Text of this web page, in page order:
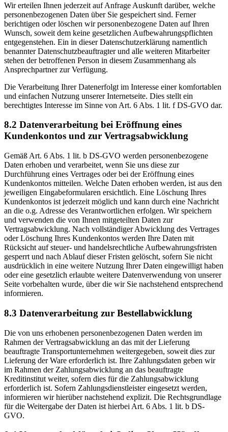
Wir erteilen Ihnen jederzeit auf Anfrage Auskunft darüber, welche
personenbezogenen Daten über Sie gespeichert sind. Ferner
berichtigen oder löschen wir personenbezogene Daten auf Ihren
Wunsch, soweit dem keine gesetzlichen Aufbewahrungspflichten
entgegenstehen. Ein in dieser Datenschutzerklärung namentlich
benannter Datenschutzbeauftragter und alle weiteren Mitarbeiter
stehen der betroffenen Person in diesem Zusammenhang als
Ansprechpartner zur Verfügung.
Die Verarbeitung Ihrer Datenerfolgt im Interesse einer komfortablen
und einfachen Nutzung unserer Internetseite. Dies stellt ein
berechtigtes Interesse im Sinne von Art. 6 Abs. 1 lit. f DS-GVO dar.
8.2 Datenverarbeitung bei Eröffnung eines
Kundenkontos und zur Vertragsabwicklung
Gemäß Art. 6 Abs. 1 lit. b DS-GVO werden personenbezogene
Daten erhoben und verarbeitet, wenn Sie uns diese zur
Durchführung eines Vertrages oder bei der Eröffnung eines
Kundenkontos mitteilen. Welche Daten erhoben werden, ist aus den
jeweiligen Eingabeformularen ersichtlich. Eine Löschung Ihres
Kundenkontos ist jederzeit möglich und kann durch eine Nachricht
an die o.g. Adresse des Verantwortlichen erfolgen. Wir speichern
und verwenden die von Ihnen mitgeteilten Daten zur
Vertragsabwicklung. Nach vollständiger Abwicklung des Vertrages
oder Löschung Ihres Kundenkontos werden Ihre Daten mit
Rücksicht auf steuer- und handelsrechtliche Aufbewahrungsfristen
gesperrt und nach Ablauf dieser Fristen gelöscht, sofern Sie nicht
ausdrücklich in eine weitere Nutzung Ihrer Daten eingewilligt haben
oder eine gesetzlich erlaubte weitere Datenverwendung von unserer
Seite vorbehalten wurde, über die wir Sie nachstehend entsprechend
informieren.
8.3 Datenverarbeitung zur Bestellabwicklung
Die von uns erhobenen personenbezogenen Daten werden im
Rahmen der Vertragsabwicklung an das mit der Lieferung
beauftragte Transportunternehmen weitergegeben, soweit dies zur
Lieferung der Ware erforderlich ist. Ihre Zahlungsdaten geben wir
im Rahmen der Zahlungsabwicklung an das beauftragte
Kreditinstitut weiter, sofern dies für die Zahlungsabwicklung
erforderlich ist. Sofern Zahlungsdienstleister eingesetzt werden,
informieren wir hierüber nachstehend explizit. Die Rechtsgrundlage
für die Weitergabe der Daten ist hierbei Art. 6 Abs. 1 lit. b DS-
GVO.